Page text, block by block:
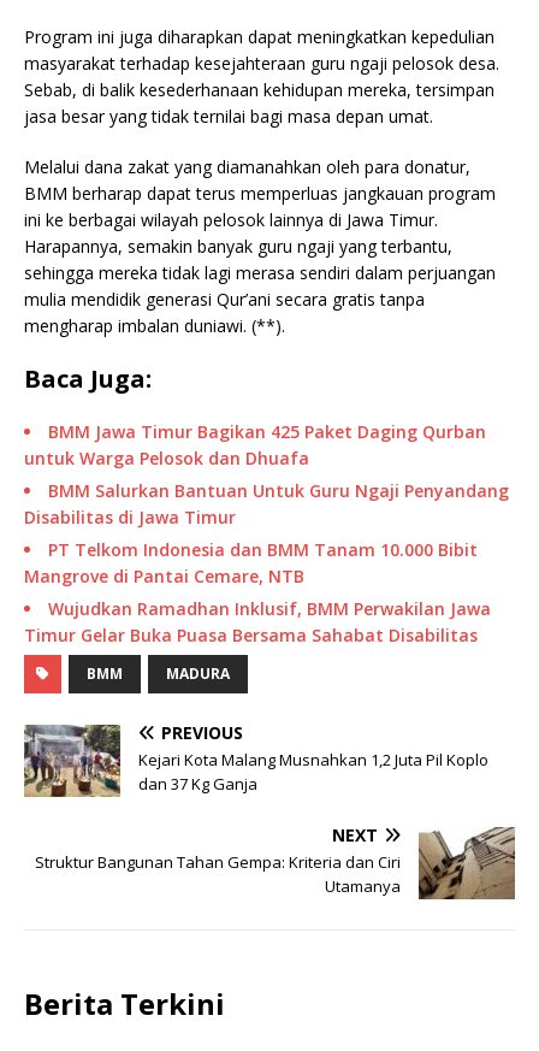
Program ini juga diharapkan dapat meningkatkan kepedulian
masyarakat terhadap kesejahteraan guru ngaji pelosok desa.
Sebab, di balik kesederhanaan kehidupan mereka, tersimpan
jasa besar yang tidak ternilai bagi masa depan umat.
Melalui dana zakat yang diamanahkan oleh para donatur,
BMM berharap dapat terus memperluas jangkauan program
ini ke berbagai wilayah pelosok lainnya di Jawa Timur.
Harapannya, semakin banyak guru ngaji yang terbantu,
sehingga mereka tidak lagi merasa sendiri dalam perjuangan
mulia mendidik generasi Qur’ani secara gratis tanpa
mengharap imbalan duniawi. (**).
Baca Juga:
BMM Jawa Timur Bagikan 425 Paket Daging Qurban
untuk Warga Pelosok dan Dhuafa
BMM Salurkan Bantuan Untuk Guru Ngaji Penyandang
Disabilitas di Jawa Timur
PT Telkom Indonesia dan BMM Tanam 10.000 Bibit
Mangrove di Pantai Cemare, NTB
Wujudkan Ramadhan Inklusif, BMM Perwakilan Jawa
Timur Gelar Buka Puasa Bersama Sahabat Disabilitas
BMM MADURA
PREVIOUS
Kejari Kota Malang Musnahkan 1,2 Juta Pil Koplo
dan 37 Kg Ganja
NEXT
Struktur Bangunan Tahan Gempa: Kriteria dan Ciri
Utamanya
Berita Terkini